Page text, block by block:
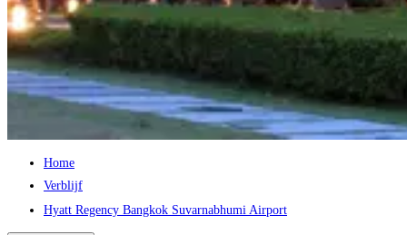
Home
Verblijf
Hyatt Regency Bangkok Suvarnabhumi Airport